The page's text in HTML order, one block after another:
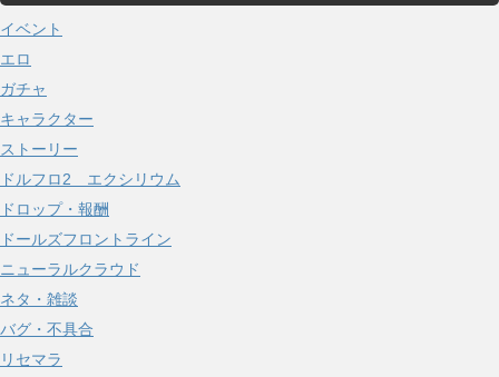
イ
ブ
イベント
エロ
ガチャ
キャラクター
ストーリー
ドルフロ2 エクシリウム
ドロップ・報酬
ドールズフロントライン
ニューラルクラウド
ネタ・雑談
バグ・不具合
リセマラ